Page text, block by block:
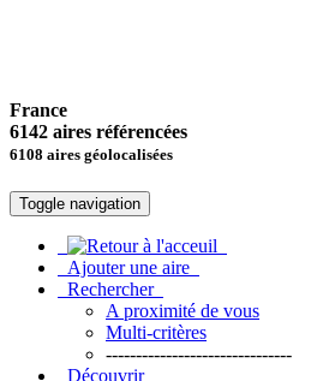
France
6142 aires référencées
6108 aires géolocalisées
Toggle navigation
Ajouter une aire
Rechercher
A proximité de vous
Multi-critères
-------------------------------
Découvrir